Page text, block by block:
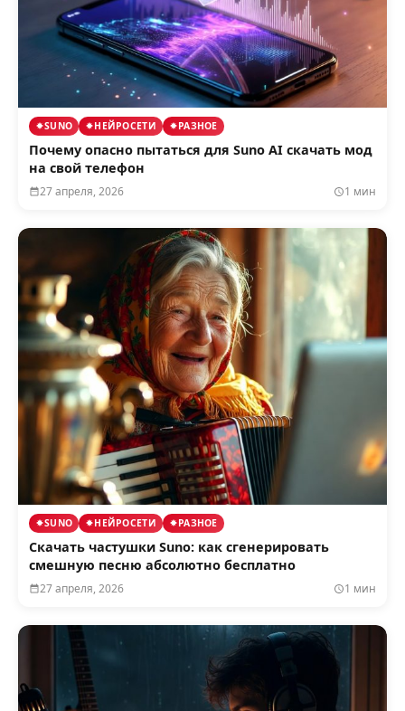
SUNO НЕЙРОСЕТИ РАЗНОЕ
Почему опасно пытаться для Suno AI скачать мод
на свой телефон
27 апреля, 2026 1 мин
SUNO НЕЙРОСЕТИ РАЗНОЕ
Скачать частушки Suno: как сгенерировать
смешную песню абсолютно бесплатно
27 апреля, 2026 1 мин